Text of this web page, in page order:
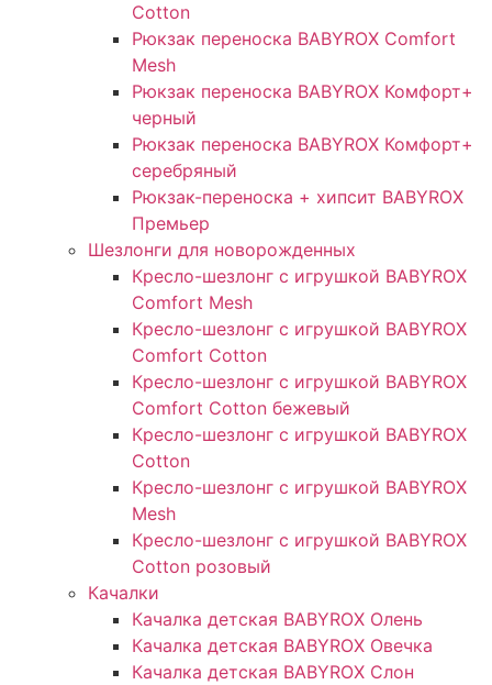
Cotton
Рюкзак переноска BABYROX Comfort
Mesh
Рюкзак переноска BABYROX Комфорт+
черный
Рюкзак переноска BABYROX Комфорт+
серебряный
Рюкзак-переноска + хипсит BABYROX
Премьер
Шезлонги для новорожденных
Кресло-шезлонг с игрушкой BABYROX
Comfort Mesh
Кресло-шезлонг с игрушкой BABYROX
Comfort Cotton
Кресло-шезлонг с игрушкой BABYROX
Comfort Cotton бежевый
Кресло-шезлонг с игрушкой BABYROX
Cotton
Кресло-шезлонг с игрушкой BABYROX
Mesh
Кресло-шезлонг с игрушкой BABYROX
Cotton розовый
Качалки
Качалка детская BABYROX Олень​
Качалка детская BABYROX Овечка​
Качалка детская BABYROX Слон​